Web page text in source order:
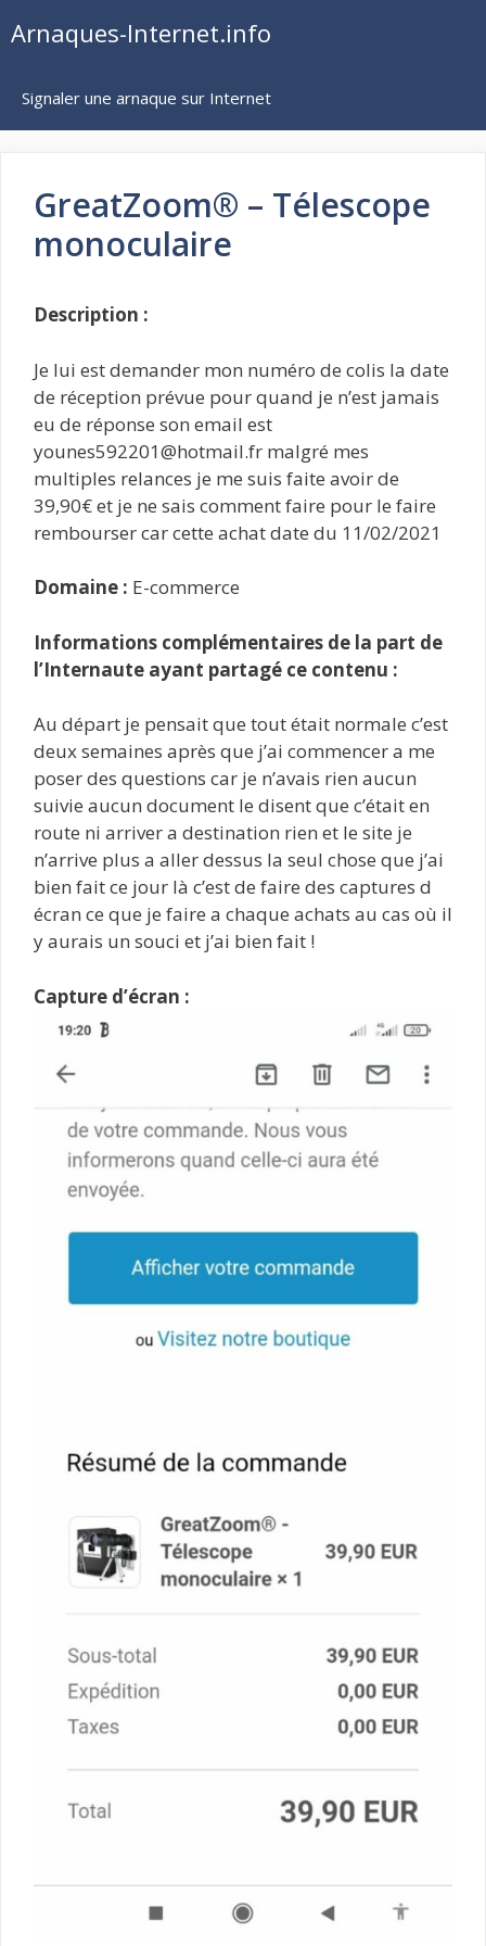
auArnaques-Internet.info
Signaler une arnaque sur Internet
GreatZoom® – Télescope
monoculaire
Description :
Je lui est demander mon numéro de colis la date
de réception prévue pour quand je n’est jamais
eu de réponse son email est
younes592201@hotmail.fr malgré mes
multiples relances je me suis faite avoir de
39,90€ et je ne sais comment faire pour le faire
rembourser car cette achat date du 11/02/2021
Domaine : E-commerce
Informations complémentaires de la part de
l’Internaute ayant partagé ce contenu :
Au départ je pensait que tout était normale c’est
deux semaines après que j’ai commencer a me
poser des questions car je n’avais rien aucun
suivie aucun document le disent que c’était en
route ni arriver a destination rien et le site je
n’arrive plus a aller dessus la seul chose que j’ai
bien fait ce jour là c’est de faire des captures d
écran ce que je faire a chaque achats au cas où il
y aurais un souci et j’ai bien fait !
Capture d’écran :